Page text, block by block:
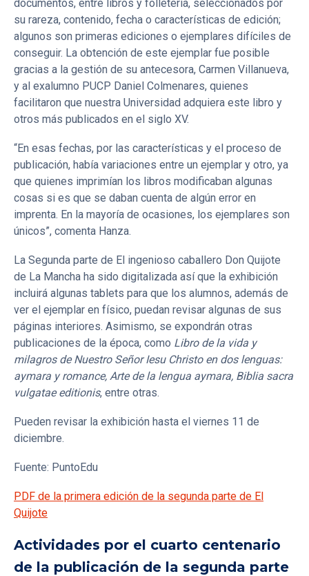
documentos, entre libros y folletería, seleccionados por
su rareza, contenido, fecha o características de edición;
algunos son primeras ediciones o ejemplares difíciles de
conseguir. La obtención de este ejemplar fue posible
gracias a la gestión de su antecesora, Carmen Villanueva,
y al exalumno PUCP Daniel Colmenares, quienes
facilitaron que nuestra Universidad adquiera este libro y
otros más publicados en el siglo XV.
“En esas fechas, por las características y el proceso de
publicación, había variaciones entre un ejemplar y otro, ya
que quienes imprimían los libros modificaban algunas
cosas si es que se daban cuenta de algún error en
imprenta. En la mayoría de ocasiones, los ejemplares son
únicos”, comenta Hanza.
La Segunda parte de El ingenioso caballero Don Quijote
de La Mancha ha sido digitalizada así que la exhibición
incluirá algunas tablets para que los alumnos, además de
ver el ejemplar en físico, puedan revisar algunas de sus
páginas interiores. Asimismo, se expondrán otras
publicaciones de la época, como Libro de la vida y
milagros de Nuestro Señor Iesu Christo en dos lenguas:
aymara y romance, Arte de la lengua aymara, Biblia sacra
vulgatae editionis, entre otras.
Pueden revisar la exhibición hasta el viernes 11 de
diciembre.
Fuente: PuntoEdu
PDF de la primera edición de la segunda parte de El
Quijote
Actividades por el cuarto centenario
de la publicación de la segunda parte